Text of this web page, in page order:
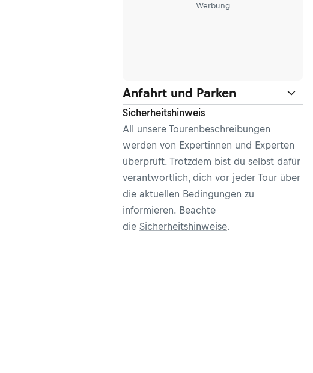
Werbung
Anfahrt und Parken
Sicherheitshinweis
All unsere Tourenbeschreibungen
werden von Expertinnen und Experten
überprüft. Trotzdem bist du selbst dafür
verantwortlich, dich vor jeder Tour über
die aktuellen Bedingungen zu
informieren. Beachte
die Sicherheitshinweise.